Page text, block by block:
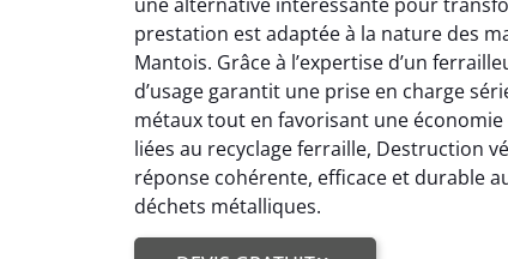
prestation est adaptée à la nature des
Mantois. Grâce à l’expertise d’un
d’usage garantit une prise en charge
métaux tout en favorisant une
liées au recyclage ferraille, Destruction
réponse cohérente, efficace et durable
déchets métalliques.